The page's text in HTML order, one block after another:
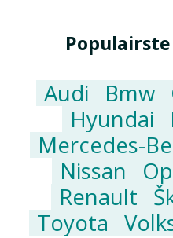
Audi Bmw
Hyundai
Mercedes-
Nissan
Renault
Toyota